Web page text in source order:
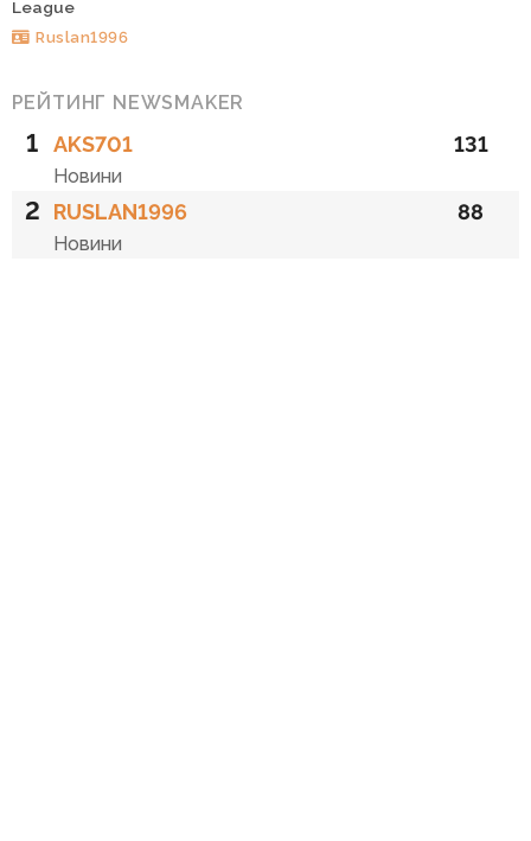
League
Ruslan1996
РЕЙТИНГ NEWSMAKER
1 AKS701
Новини
131
2 RUSLAN1996
Новини
88